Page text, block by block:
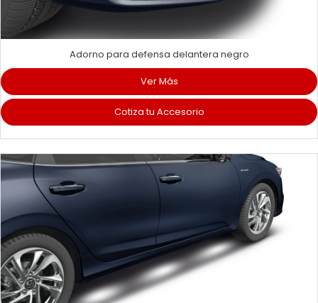
Adorno para defensa delantera negro
Ver Más
Cotiza tu Accesorio